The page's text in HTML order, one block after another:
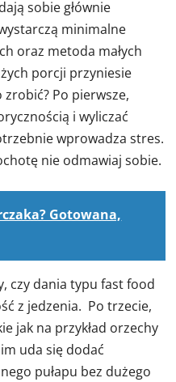
sobie głównie
minimalne
oraz metoda małych
porcji przyniesie
Po pierwsze,
i wyliczać
wprowadza stres.
nie odmawiaj sobie.
Gotowana,
czy dania typu fast food
z jedzenia. Po trzecie,
jak na przykład orzechy
uda się dodać
pułapu bez dużego